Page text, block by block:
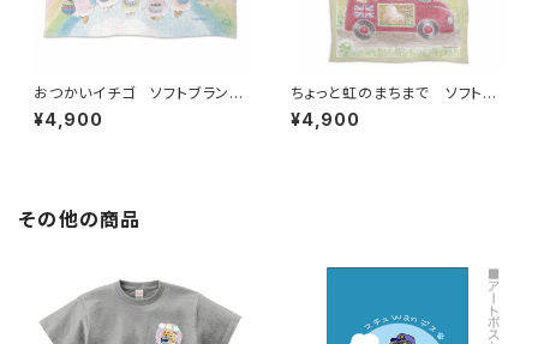
おつかいイチゴ ソフトブランケ
ット
¥4,900
ちょっと虹のまちまで ソフトブ
ランケット
¥4,900
その他の商品